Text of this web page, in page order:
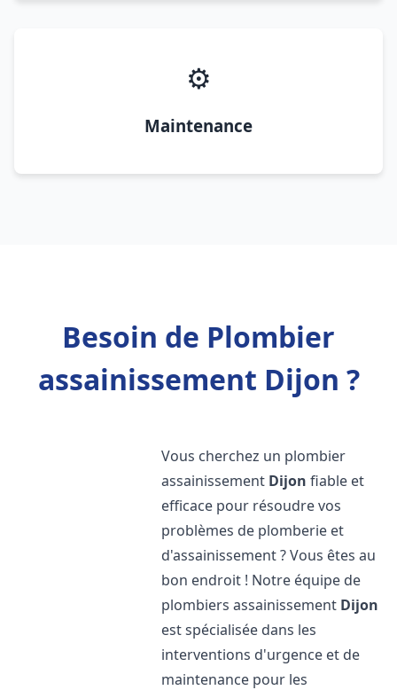
⚙️
Maintenance
Besoin de Plombier
assainissement Dijon ?
Vous cherchez un plombier
assainissement Dijon fiable et
efficace pour résoudre vos
problèmes de plomberie et
d'assainissement ? Vous êtes au
bon endroit ! Notre équipe de
plombiers assainissement Dijon
est spécialisée dans les
interventions d'urgence et de
maintenance pour les